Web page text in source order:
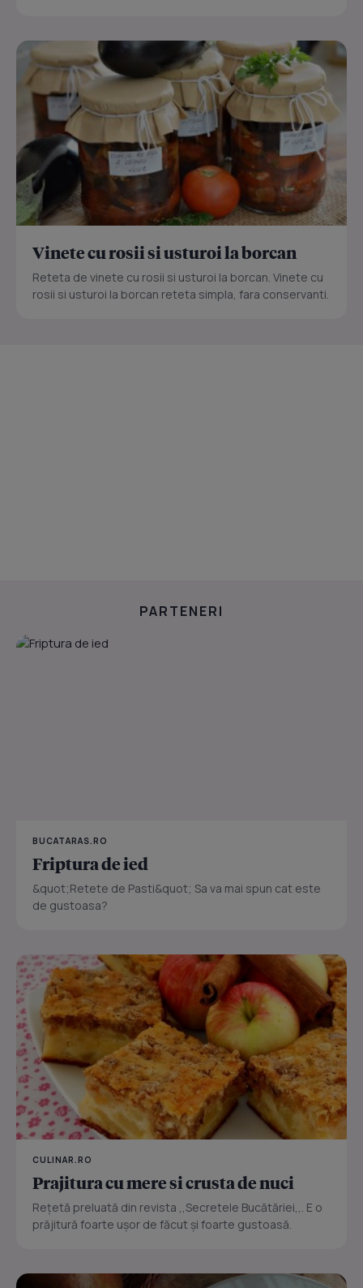
Vinete cu rosii si usturoi la borcan
Reteta de vinete cu rosii si usturoi la borcan. Vinete cu
rosii si usturoi la borcan reteta simpla, fara conservanti.
PARTENERI
BUCATARAS.RO
Friptura de ied
&quot;Retete de Pasti&quot; Sa va mai spun cat este
de gustoasa?
CULINAR.RO
Prajitura cu mere si crusta de nuci
Reţetă preluată din revista ,,Secretele Bucătăriei,,. E o
prăjitură foarte uşor de făcut şi foarte gustoasă.